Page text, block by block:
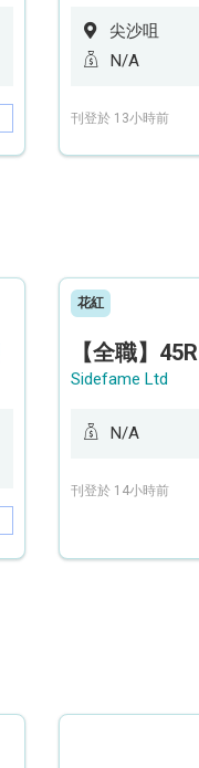
尖沙咀
N/A
刊登於 13小時前
花紅
Sidefame Ltd
N/A
刊登於 14小時前